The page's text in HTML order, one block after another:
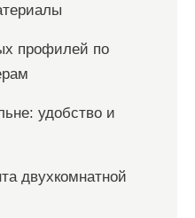
профилей по
удобство и
двухкомнатной